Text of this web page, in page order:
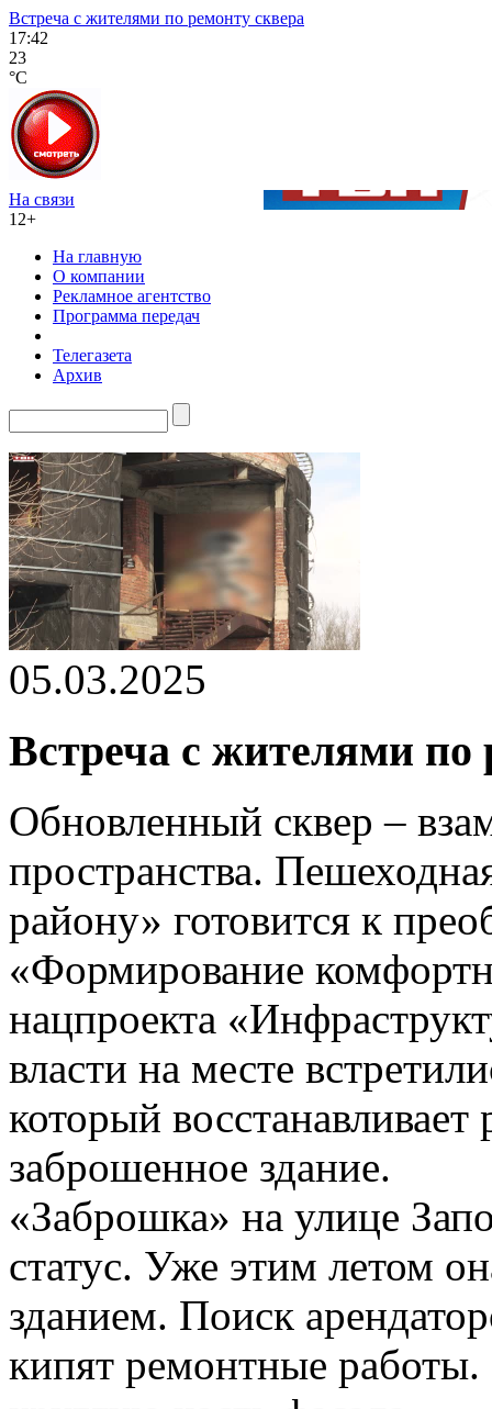
Встреча с жителями по ремонту сквера
17:42
23
°C
На связи
12+
На главную
О компании
Рекламное агентство
Программа передач
Телегазета
Архив
05.03.2025
Встреча с жителями по
Обновленный сквер –
пространства.
району» готовится к
«Формирование
нацпроекта
власти на месте
который
заброшенное здание.
«Заброшка» на улице
статус. Уже этим летом
зданием. Поиск
кипят ремонтные работы.